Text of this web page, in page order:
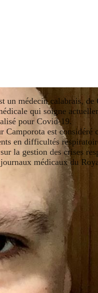
un médecin calabrais,
qui soigne
pour Covid-19.
Camporota est considéré
en difficultés
la gestion des crises
médicaux du